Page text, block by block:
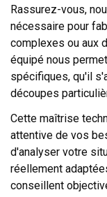
Rassurez-vous,
nécessaire pour
complexes ou aux
équipé nous
spécifiques, qu'il
découpes
Cette maîtrise
attentive de vos
d'analyser votre
réellement
conseillent